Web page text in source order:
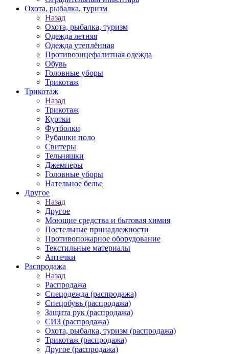
Охота, рыбалка, туризм
Назад
Охота, рыбалка, туризм
Одежда летняя
Одежда утеплённая
Противоэнцефалитная одежда
Обувь
Головные уборы
Трикотаж
Трикотаж
Назад
Трикотаж
Куртки
Футболки
Рубашки поло
Свитеры
Тельняшки
Джемперы
Головные уборы
Нательное белье
Другое
Назад
Другое
Моющие средства и бытовая химия
Постельные принадлежности
Противопожарное оборудование
Текстильные материалы
Аптечки
Распродажа
Назад
Распродажа
Спецодежда (распродажа)
Спецобувь (распродажа)
Защита рук (распродажа)
СИЗ (распродажа)
Охота, рыбалка, туризм (распродажа)
Трикотаж (распродажа)
Другое (распродажа)